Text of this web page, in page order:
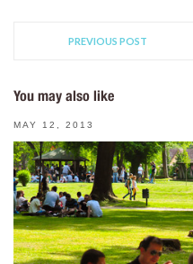
PREVIOUS POST
You may also like
MAY 12, 2013